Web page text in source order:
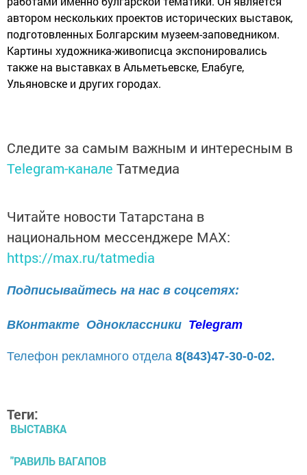
автором нескольких проектов исторических выставок,
подготовленных Болгарским музеем-заповедником.
Картины художника-живописца экспонировались
также на выставках в Альметьевске, Елабуге,
Ульяновске и других городах.
Следите за самым важным и интересным в
Telegram-канале Татмедиа
Читайте новости Татарстана в
национальном мессенджере MАХ:
https://max.ru/tatmedia
Подписывайтесь на нас в соцсетях:
ВКонтакте Одноклассники Telegram
Телефон рекламного отдела 8(843)47-30-0-02.
Теги:
ВЫСТАВКА
"РАВИЛЬ ВАГАПОВ